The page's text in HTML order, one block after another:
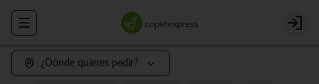
Abrir menu de navegación Login
¿Dónde quieres pedir?